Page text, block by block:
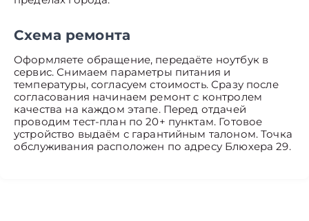
Схема ремонта
Оформляете обращение, передаёте ноутбук в
сервис. Снимаем параметры питания и
температуры, согласуем стоимость. Сразу после
согласования начинаем ремонт с контролем
качества на каждом этапе. Перед отдачей
проводим тест-план по 20+ пунктам. Готовое
устройство выдаём с гарантийным талоном. Точка
обслуживания расположен по адресу Блюхера 29.